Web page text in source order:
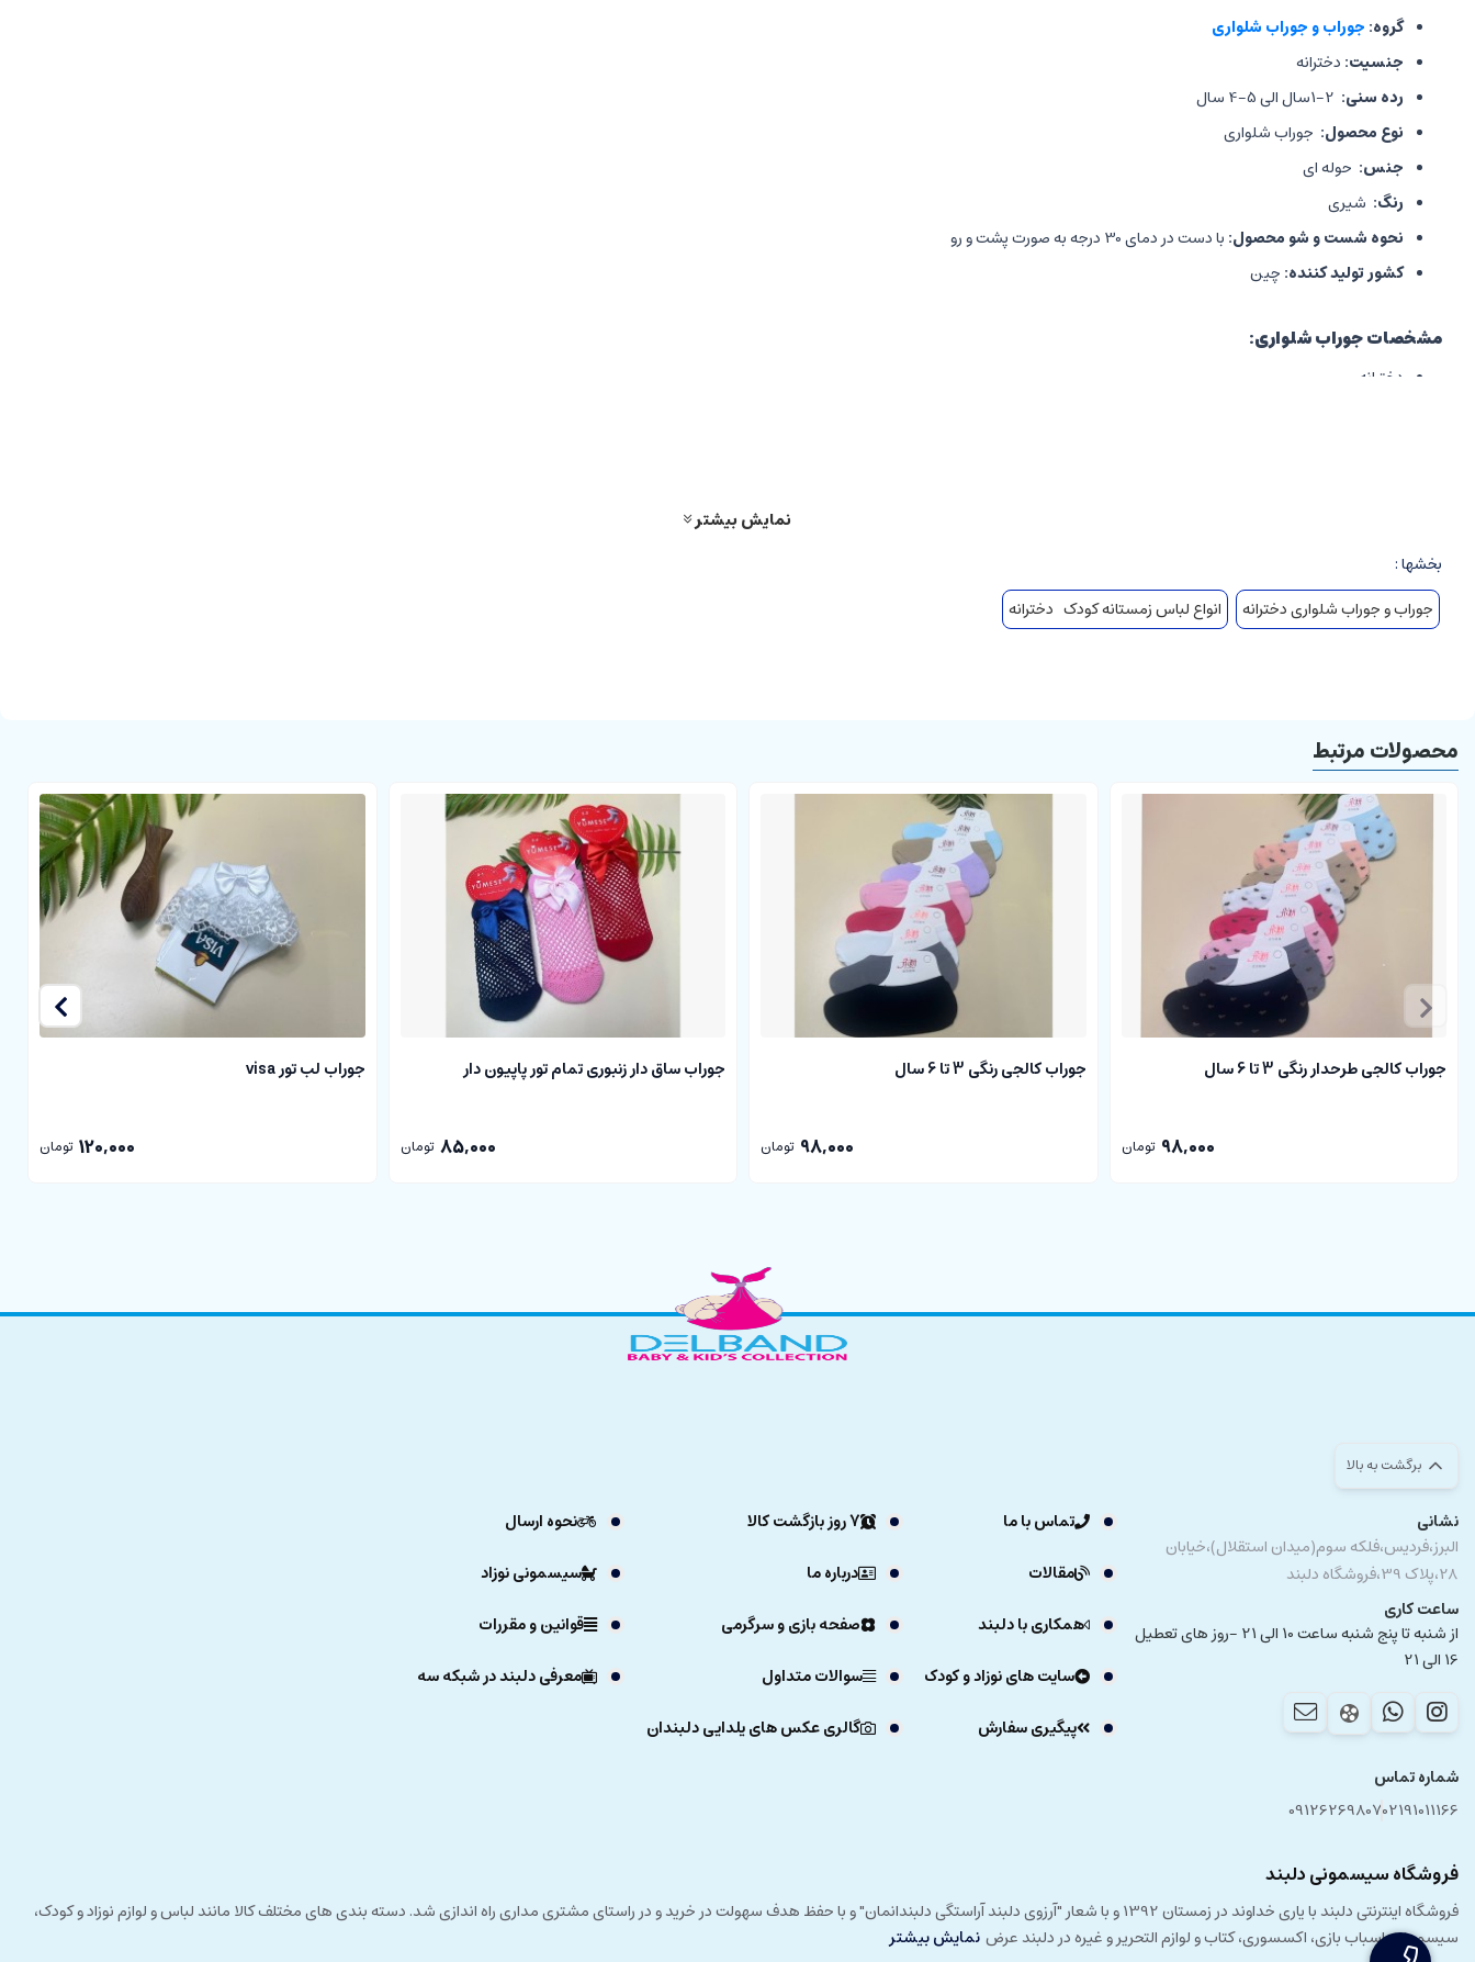
گروه: جوراب و جوراب شلواری
جنسیت: دخترانه
رده سنی: 2-1سال الی 5-4 سال
نوع محصول: جوراب شلواری
جنس: حوله ای
رنگ: شیری
نحوه شست و شو محصول: با دست در دمای 30 درجه به صورت پشت و رو
کشور تولید کننده: چین
مشخصات جوراب شلواری:
دخترانه
ست شدن راحت با لباس های دلبندان
توضیحات:
نمایش بیشتر
بخشها :
جوراب و جوراب شلواری دخترانه
انواع لباس زمستانه کودک دخترانه
محصولات مرتبط
جوراب کالجی طرحدار رنگی 3 تا 6 سال
98,000 تومان
جوراب کالجی رنگی 3 تا 6 سال
98,000 تومان
جوراب ساق دار زنبوری تمام تور پاپیون دار
85,000 تومان
جوراب لب تور visa
120,000 تومان
برگشت به بالا
نشانی
البرز،فردیس،فلکه سوم(میدان استقلال)،خیابان
28،پلاک 39،فروشگاه دلبند
ساعت کاری
از شنبه تا پنج شنبه ساعت 10 الی 21 -روز های تعطیل
16 الی 21
شماره تماس
02191011166
09126269807
تماس با ما 7 روز بازگشت کالا
نحوه ارسال
مقالات
درباره ما
سیسمونی نوزاد
همکاری با دلبند
صفحه بازی و سرگرمی
قوانین و مقررات
سایت های نوزاد و کودک
سوالات متداول
معرفی دلبند در شبکه سه
پیگیری سفارش
گالری عکس های یلدایی دلبندان
فروشگاه سیسمونی دلبند
فروشگاه اینترنتی دلبند با یاری خداوند در زمستان 1392 و با شعار "آرزوی دلبند آراستگی دلبندانمان" و با حفظ هدف سهولت در خرید و در راستای مشتری مداری راه اندازی شد. دسته بندی های مختلف کالا مانند لباس و لوازم نوزاد و کودک،
سیسمونی، اسباب بازی، اکسسوری، کتاب و لوازم التحریر و غیره در دلبند عرض نمایش بیشتر